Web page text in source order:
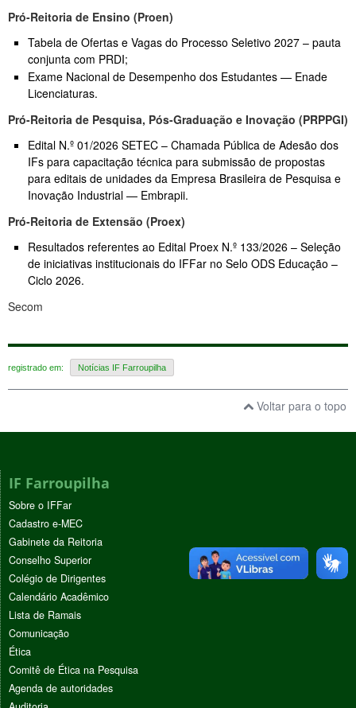
Pró-Reitoria de Ensino (Proen)
Tabela de Ofertas e Vagas do Processo Seletivo 2027 – pauta
conjunta com PRDI;
Exame Nacional de Desempenho dos Estudantes — Enade
Licenciaturas.
Pró-Reitoria de Pesquisa, Pós-Graduação e Inovação (PRPPGI)
Edital N.º 01/2026 SETEC – Chamada Pública de Adesão dos
IFs para capacitação técnica para submissão de propostas
para editais de unidades da Empresa Brasileira de Pesquisa e
Inovação Industrial — Embrapii.
Pró-Reitoria de Extensão (Proex)
Resultados referentes ao Edital Proex N.º 133/2026 – Seleção
de iniciativas institucionais do IFFar no Selo ODS Educação –
Ciclo 2026.
Secom
registrado em: Notícias IF Farroupilha
Voltar para o topo
IF Farroupilha
Sobre o IFFar
Cadastro e-MEC
Gabinete da Reitoria
Conselho Superior
Colégio de Dirigentes
Calendário Acadêmico
Lista de Ramais
Comunicação
Ética
Comitê de Ética na Pesquisa
Agenda de autoridades